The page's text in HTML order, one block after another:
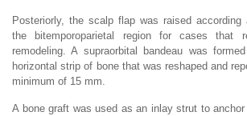
Posteriorly, the scalp flap was raised
the bitemporoparietal region for cases that
remodeling. A supraorbital bandeau was
horizontal strip of bone that was reshaped and
minimum of 15 mm.
A bone graft was used as an inlay strut to anchor